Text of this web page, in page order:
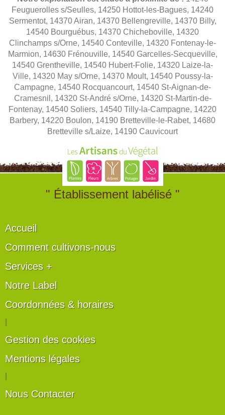
Feuguerolles s/Seulles, 14250 Hottot-les-Bagues, 14240
Sermentot, 14370 Airan, 14370 Bellengreville, 14370 Billy,
14540 Bourguébus, 14370 Chicheboville, 14320
Clinchamps s/Orne, 14540 Conteville, 14320 Fontenay-le-
Marmion, 14630 Frénouville, 14540 Garcelles-Secqueville,
14540 Grentheville, 14540 Hubert-Folie, 14320 Laize-la-
Ville, 14320 May s/Orne, 14370 Moult, 14540 Poussy-la-
Campagne, 14540 Rocquancourt, 14540 St-Aignan-de-
Cramesnil, 14320 St-André s/Orne, 14320 St-Martin-de-
Fontenay, 14540 Soliers, 14540 Tilly-la-Campagne, 14220
Barbery, 14220 Boulon, 14190 Bretteville-le-Rabet, 14680
Bretteville s/Laize, 14190 Cauvicourt
" Établissement labélisé "
Accueil
Comment cultivons-nous
Services +
Notre Label
Coordonnées & horaires
Gestion des cookies
Mentions légales
Nous Contacter